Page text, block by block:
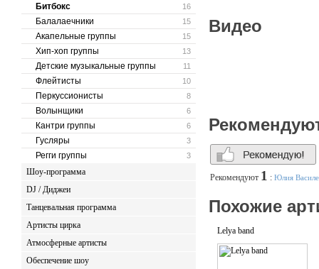
16
Битбокс
15
Балалаечники
15
Акапельные группы
13
Хип-хоп группы
11
Детские музыкальные группы
10
Флейтисты
8
Перкуссионисты
6
Волынщики
6
Кантри группы
3
Гусляры
3
Регги группы
Шоу-программа
DJ / Диджеи
Танцевальная программа
Артисты цирка
Атмосферные артисты
Обеспечение шоу
Видео
Рекомендуют 1 : Юлия
Похожие
Lelya band